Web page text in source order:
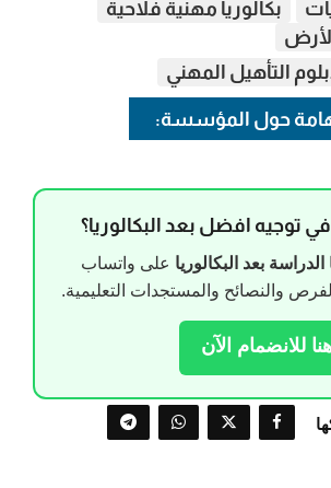
بكالوريا مهنية فلاحية
التأهيل المهني
حول المؤسسة:
توجيه افضل بعد البكالوريا؟
الدراسة بعد البكالوريا على واتساب
والنصائح والمستجدات التعليمية.
للانضمام الآن